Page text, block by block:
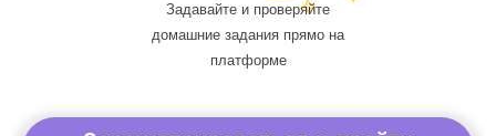
Задавайте и проверяйте
домашние задания прямо на
платформе